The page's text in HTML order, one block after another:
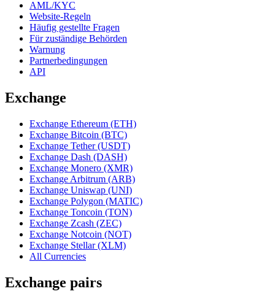
AML/KYC
Website-Regeln
Häufig gestellte Fragen
Für zuständige Behörden
Warnung
Partnerbedingungen
API
Exchange
Exchange Ethereum (ETH)
Exchange Bitcoin (BTC)
Exchange Tether (USDT)
Exchange Dash (DASH)
Exchange Monero (XMR)
Exchange Arbitrum (ARB)
Exchange Uniswap (UNI)
Exchange Polygon (MATIC)
Exchange Toncoin (TON)
Exchange Zcash (ZEC)
Exchange Notcoin (NOT)
Exchange Stellar (XLM)
All Currencies
Exchange pairs